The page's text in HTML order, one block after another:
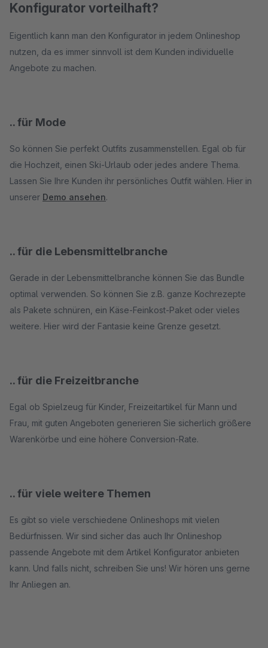
Konfigurator vorteilhaft?
Eigentlich kann man den Konfigurator in jedem Onlineshop
nutzen, da es immer sinnvoll ist dem Kunden individuelle
Angebote zu machen.
.. für Mode
So können Sie perfekt Outfits zusammenstellen. Egal ob für
die Hochzeit, einen Ski-Urlaub oder jedes andere Thema.
Lassen Sie Ihre Kunden ihr persönliches Outfit wählen. Hier in
unserer Demo ansehen.
.. für die Lebensmittelbranche
Gerade in der Lebensmittelbranche können Sie das Bundle
optimal verwenden. So können Sie z.B. ganze Kochrezepte
als Pakete schnüren, ein Käse-Feinkost-Paket oder vieles
weitere. Hier wird der Fantasie keine Grenze gesetzt.
.. für die Freizeitbranche
Egal ob Spielzeug für Kinder, Freizeitartikel für Mann und
Frau, mit guten Angeboten generieren Sie sicherlich größere
Warenkörbe und eine höhere Conversion-Rate.
.. für viele weitere Themen
Es gibt so viele verschiedene Onlineshops mit vielen
Bedürfnissen. Wir sind sicher das auch Ihr Onlineshop
passende Angebote mit dem Artikel Konfigurator anbieten
kann. Und falls nicht, schreiben Sie uns! Wir hören uns gerne
Ihr Anliegen an.